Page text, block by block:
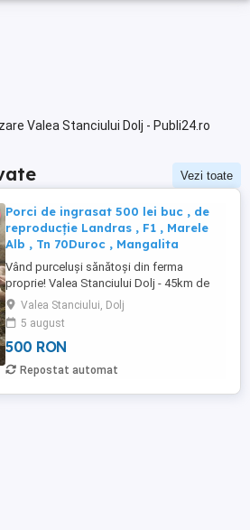
Valea Stanciului Dolj - Publi24.ro
Vezi toate
Porci de ingrasat 500 lei buc , de
reproducție Landras , F1 , Marele
Alb , Tn 70Duroc , Mangalita
Vând purceluși sănătoși din ferma
proprie! Valea Stanciului Dolj - 45km de
Craiova Calitate garantată cu certificat
zootehnic genetică de top! Rase Pure și
Hibrizi Landras , Marele Alb , Duroc ,
Mangalita , F1 , Tn70 Purceluși pentru
îngrășare sănătoși, bine dezvoltați,
perfect pentru ...
Valea Stanciului, Dolj
5 august
500 RON
Repostat automat